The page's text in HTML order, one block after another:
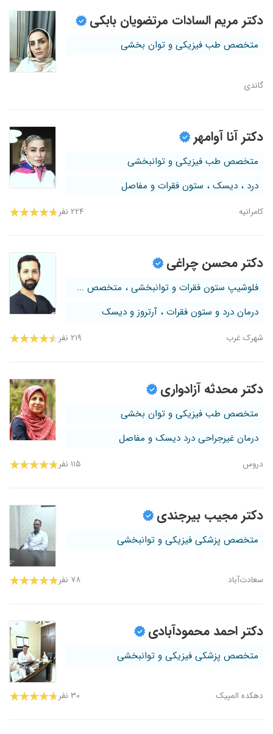
دکتر مریم السادات مرتضویان بابکی
متخصص طب فیزیکی و توان بخشی
گاندی
دکتر آنا آوامهر
متخصص طب فیزیکی و توانبخشی
درد ، دیسک ، ستون فقرات و مفاصل
کامرانیه ۲۲۴ نفر
دکتر محسن چراغی
فلوشیپ ستون فقرات و توانبخشی ، متخصص ...
درمان درد و ستون فقرات ، آرتروز و دیسک
شهرک غرب ۲۱۹ نفر
دکتر محدثه آزادواری
متخصص طب فیزیکی و توان بخشی
درمان غیرجراحی درد دیسک و مفاصل
دروس ۱۱۵ نفر
دکتر مجیب بیرجندی
متخصص پزشکی فیزیکی و توانبخشی
سعادت‌آباد ۷۸ نفر
دکتر احمد محمودآبادی
متخصص پزشکی فیزیکی و توانبخشی
دهکده المپیک ۳۰ نفر